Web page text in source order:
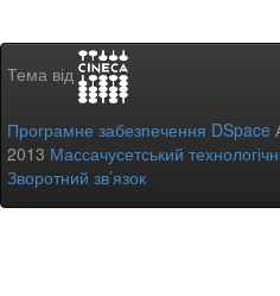
Тема від
Програмне забезпечення DSpace
2013 Массачусетський
Зворотний зв’язок